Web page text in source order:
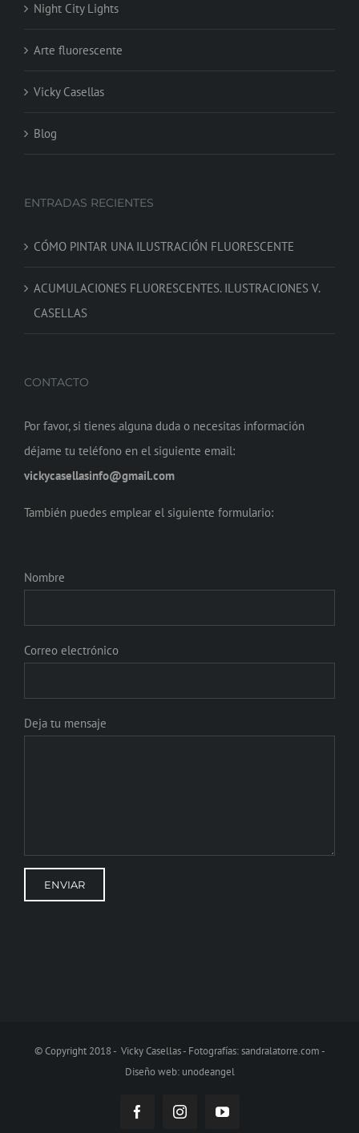
Night City Lights
Arte fluorescente
Vicky Casellas
Blog
ENTRADAS RECIENTES
CÓMO PINTAR UNA ILUSTRACIÓN FLUORESCENTE
ACUMULACIONES FLUORESCENTES. ILUSTRACIONES V.
CASELLAS
CONTACTO
Por favor, si tienes alguna duda o necesitas información
déjame tu teléfono en el siguiente email:
vickycasellasinfo@gmail.com
También puedes emplear el siguiente formulario:
Nombre
Correo electrónico
Deja tu mensaje
© Copyright 2018 - Vicky Casellas - Fotografías:sandralatorre.com-
Diseño web: unodeangel
FacebookInstagramYouTube